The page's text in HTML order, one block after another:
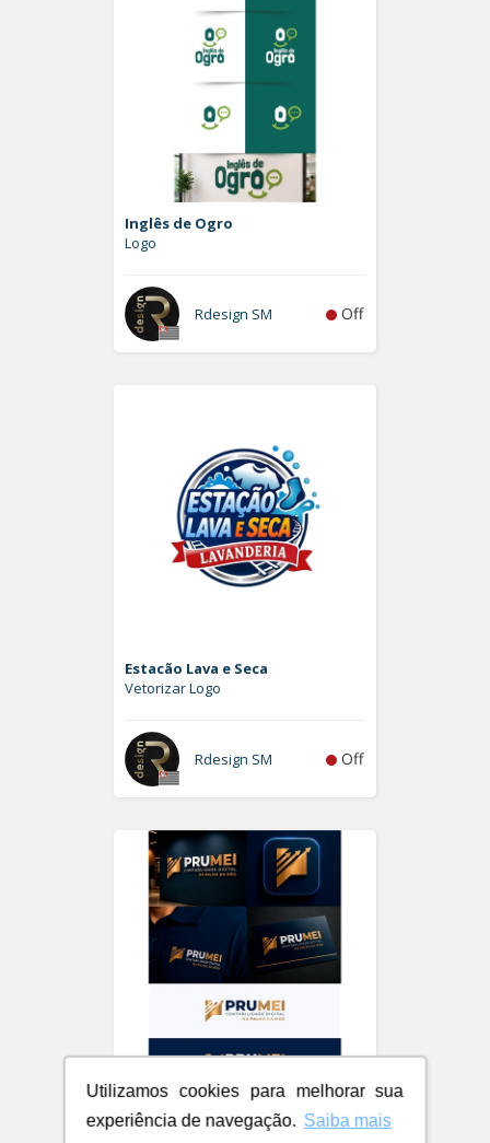
Utilizamos cookies para melhorar sua
experiência de navegação. Saiba mais
Inglês de Ogro
Logo
Rdesign SM Off
Estacão Lava e Seca
Vetorizar Logo
Rdesign SM Off
PRUMEI - Contabilidade Digital
Logo